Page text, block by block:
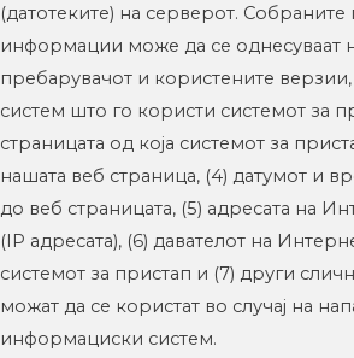
(датотеките) на серверот.
информации може да се однесуваат
пребарувачот и користените
систем што го користи системот за
страницата од која системот за
нашата веб страница, (4) датумот и
до веб страницата, (5) адресата на
(IP адресата), (6) давателот на
системот за пристап и (7) други
можат да се користат во случај на
информациски систем.